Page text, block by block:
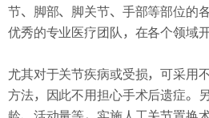
节、脚部、脚关节、手部等部位的
优秀的专业医疗团队，在各个领域
尤其对于关节疾病或受损，可采用
方法，因此不用担心手术后遗症。